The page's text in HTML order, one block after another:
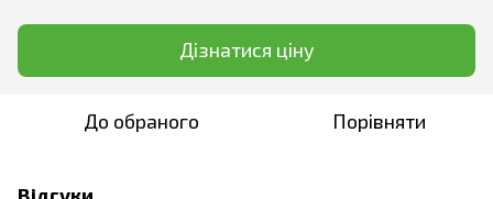
Дізнатися ціну
До обраного Порівняти
Відгуки